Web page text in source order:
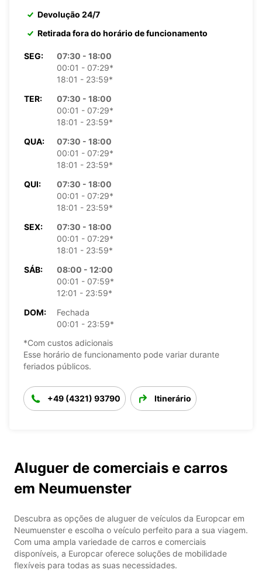
Devolução 24/7
Retirada fora do horário de funcionamento
SEG:
07:30 - 18:00
00:01 - 07:29*
18:01 - 23:59*
TER:
07:30 - 18:00
00:01 - 07:29*
18:01 - 23:59*
QUA:
07:30 - 18:00
00:01 - 07:29*
18:01 - 23:59*
QUI:
07:30 - 18:00
00:01 - 07:29*
18:01 - 23:59*
SEX:
07:30 - 18:00
00:01 - 07:29*
18:01 - 23:59*
SÁB:
08:00 - 12:00
00:01 - 07:59*
12:01 - 23:59*
DOM:
Fechada
00:01 - 23:59*
*Com custos adicionais
Esse horário de funcionamento pode variar durante
feriados públicos.
+49 (4321) 93790 Itinerário
Aluguer de comerciais e carros
em Neumuenster
Descubra as opções de aluguer de veículos da Europcar em
Neumuenster e escolha o veículo perfeito para a sua viagem.
Com uma ampla variedade de carros e comerciais
disponíveis, a Europcar oferece soluções de mobilidade
flexíveis para todas as suas necessidades.